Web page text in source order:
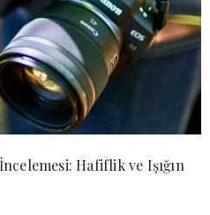
Hafiflik ve Işığın